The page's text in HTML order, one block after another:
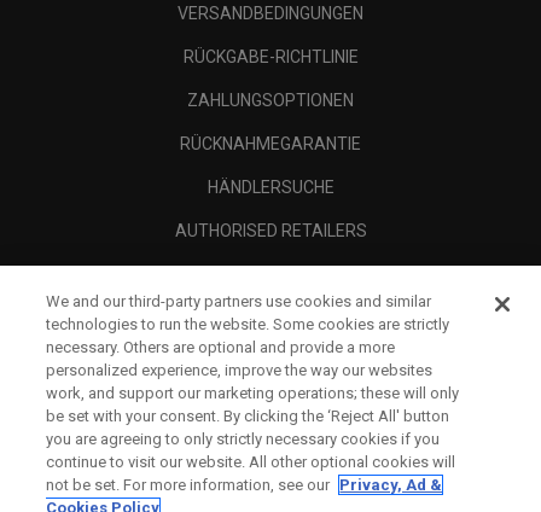
VERSANDBEDINGUNGEN
RÜCKGABE-RICHTLINIE
ZAHLUNGSOPTIONEN
RÜCKNAHMEGARANTIE
HÄNDLERSUCHE
AUTHORISED RETAILERS
UNTERNEHMENSPROFIL
RECHTLICHES-
We and our third-party partners use cookies and similar
technologies to run the website. Some cookies are strictly
necessary. Others are optional and provide a more
personalized experience, improve the way our websites
work, and support our marketing operations; these will only
be set with your consent. By clicking the ‘Reject All' button
you are agreeing to only strictly necessary cookies if you
continue to visit our website. All other optional cookies will
not be set. For more information, see our Privacy, Ad &
Cookies Policy